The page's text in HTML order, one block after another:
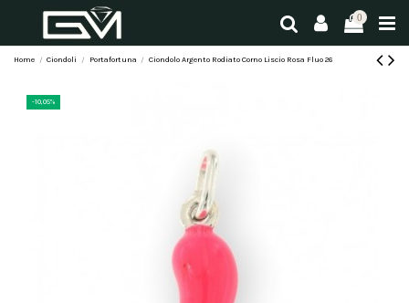
0
Home Ciondoli Portafortuna Ciondolo Argento Rodiato Corno Liscio Rosa Fluo 26
-10,05%